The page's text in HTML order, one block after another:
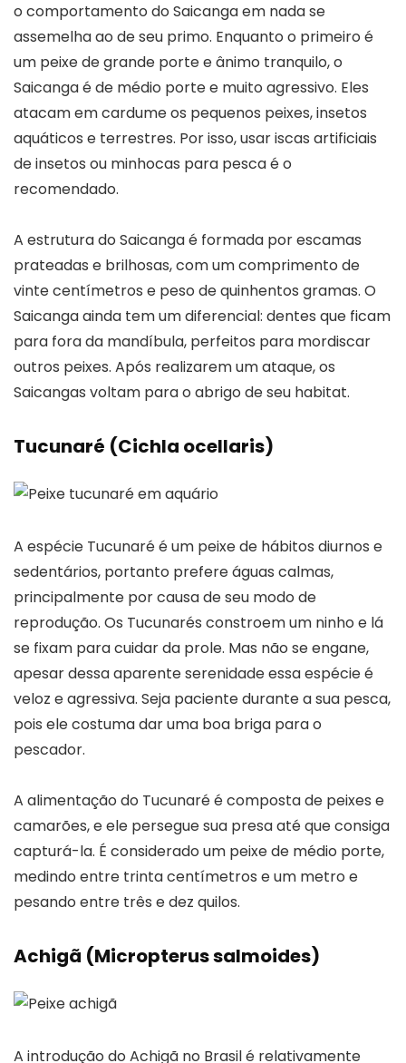
o comportamento do Saicanga em nada se
assemelha ao de seu primo. Enquanto o primeiro é
um peixe de grande porte e ânimo tranquilo, o
Saicanga é de médio porte e muito agressivo. Eles
atacam em cardume os pequenos peixes, insetos
aquáticos e terrestres. Por isso, usar iscas artificiais
de insetos ou minhocas para pesca é o
recomendado.
A estrutura do Saicanga é formada por escamas
prateadas e brilhosas, com um comprimento de
vinte centímetros e peso de quinhentos gramas. O
Saicanga ainda tem um diferencial: dentes que ficam
para fora da mandíbula, perfeitos para mordiscar
outros peixes. Após realizarem um ataque, os
Saicangas voltam para o abrigo de seu habitat.
Tucunaré (Cichla ocellaris)
A espécie Tucunaré é um peixe de hábitos diurnos e
sedentários, portanto prefere águas calmas,
principalmente por causa de seu modo de
reprodução. Os Tucunarés constroem um ninho e lá
se fixam para cuidar da prole. Mas não se engane,
apesar dessa aparente serenidade essa espécie é
veloz e agressiva. Seja paciente durante a sua pesca,
pois ele costuma dar uma boa briga para o
pescador.
A alimentação do Tucunaré é composta de peixes e
camarões, e ele persegue sua presa até que consiga
capturá-la. É considerado um peixe de médio porte,
medindo entre trinta centímetros e um metro e
pesando entre três e dez quilos.
Achigã (Micropterus salmoides)
A introdução do Achigã no Brasil é relativamente